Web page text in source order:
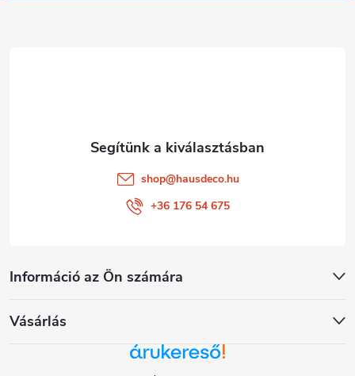
Információ az Ön számára
Vásárlás
shop@hausdeco.hu
+36 176 54 675